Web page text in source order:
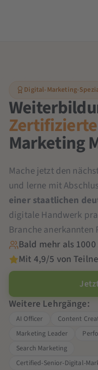
Digital-Marketing-
Marketing
Mache jetzt den
und lerne mit
einer staatlichen
digitale Handwerk
Branche anerkannten
Bald mehr als
Mit 4,9/5 von
Weitere Lehrgänge:
AI Officer
Content
Marketing Leader
Search Marketing
Certified-Senior-Digital-